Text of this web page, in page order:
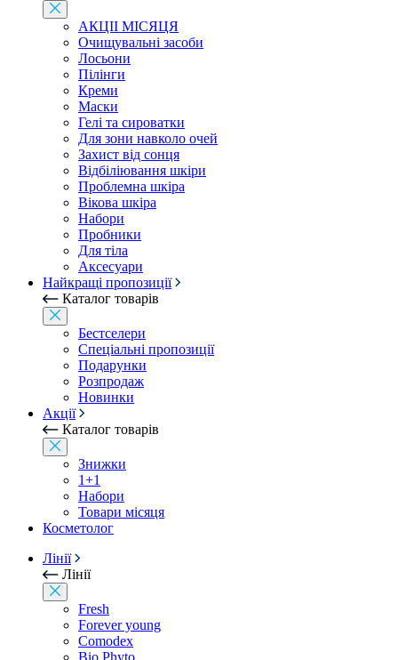
АКЦІІ МІСЯЦЯ
Очищувальні засоби
Лосьони
Пілінги
Креми
Маски
Гелі та сироватки
Для зони навколо очей
Захист від сонця
Відбіліювання шкіри
Проблемна шкіра
Вікова шкіра
Набори
Пробники
Для тіла
Аксесуари
Найкращі пропозиції
Каталог товарів
Бестселери
Спеціальні пропозиції
Подарунки
Розпродаж
Новинки
Акції
Каталог товарів
Знижки
1+1
Набори
Товари місяця
Косметолог
Лінії
Лінії
Fresh
Forever young
Comodex
Bio Phyto